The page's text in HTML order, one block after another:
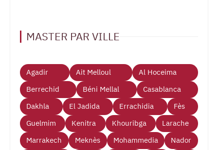
MASTER PAR VILLE
Agadir Ait Melloul
Al Hoceima
Berrechid
Béni Mellal
Casablanca
Dakhla
El Jadida Errachidia
Fès
Guelmim
Kenitra Khouribga
Larache
Marrakech
Meknès Mohammedia
Nador